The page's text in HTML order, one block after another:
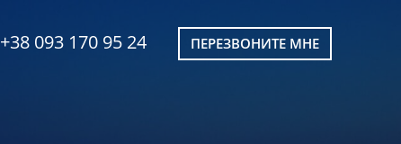
+38 093 170 95 24 ПЕРЕЗВОНИТЕ МНЕ